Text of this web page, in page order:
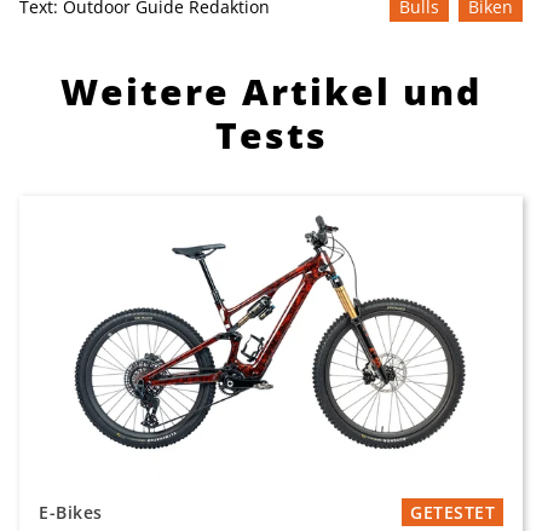
Text: Outdoor Guide Redaktion Bulls Biken
Weitere Artikel und
Tests
E-Bikes GETESTET